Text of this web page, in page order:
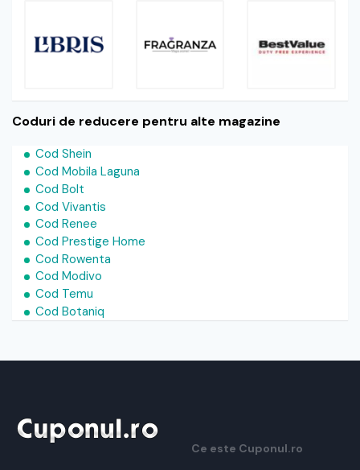
Coduri de reducere pentru alte magazine
Cod Shein
Cod Mobila Laguna
Cod Bolt
Cod Vivantis
Cod Renee
Cod Prestige Home
Cod Rowenta
Cod Modivo
Cod Temu
Cod Botaniq
Ce este Cuponul.ro